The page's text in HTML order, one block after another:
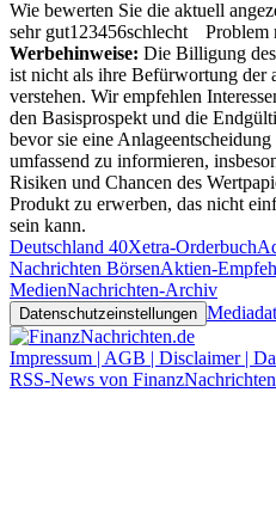
Wie bewerten Sie die aktuell
sehr gut1 23456schlecht
Problem
Werbehinweise: Die Billigung
ist nicht als ihre Befürwortung der
verstehen. Wir empfehlen
den Basisprospekt und die
bevor sie eine
umfassend zu informieren,
Risiken und Chancen des
Produkt zu erwerben, das nicht
sein kann.
Deutschland 40Xetra-Orderbuch
Nachrichten BörsenAktien-
MedienNachrichten-Archiv
Datenschutzeinstellungen
Impressum | AGB | Disclaimer |
RSS-News von